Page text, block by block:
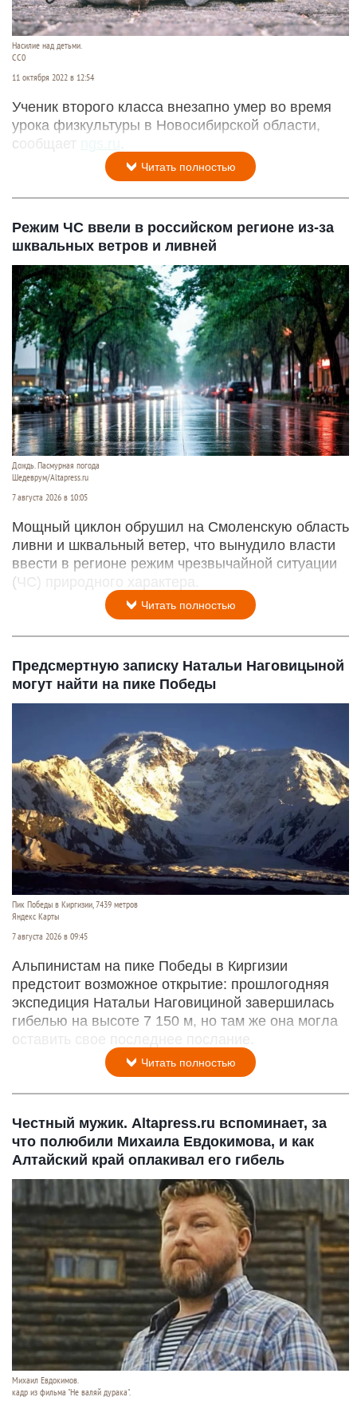
Насилие над детьми.
CC0
11 октября 2022 в 12:54
Ученик второго класса внезапно умер во время
урока физкультуры в Новосибирской области,
сообщает
Читать полностью
Режим ЧС ввели в российском регионе из-за
шквальных ветров и ливней
Дождь. Пасмурная погода
Шедеврум/Altapress.ru
7 августа 2026 в 10:05
Мощный циклон обрушил на Смоленскую область
ливни и шквальный ветер, что вынудило власти
ввести в регионе режим чрезвычайной ситуации
(ЧС) природного характера.
Читать полностью
Предсмертную записку Натальи Наговицыной
могут найти на пике Победы
Пик Победы в Киргизии, 7439 метров
Яндекс Карты
7 августа 2026 в 09:45
Альпинистам на пике Победы в Киргизии
предстоит возможное открытие: прошлогодняя
экспедиция Натальи Наговициной завершилась
гибелью на высоте 7 150 м, но там же она могла
оставить свое последнее послание.
Читать полностью
Честный мужик. Altapress.ru вспоминает, за
что полюбили Михаила Евдокимова, и как
Алтайский край оплакивал его гибель
Михаил Евдокимов.
кадр из фильма "Не валяй дурака".